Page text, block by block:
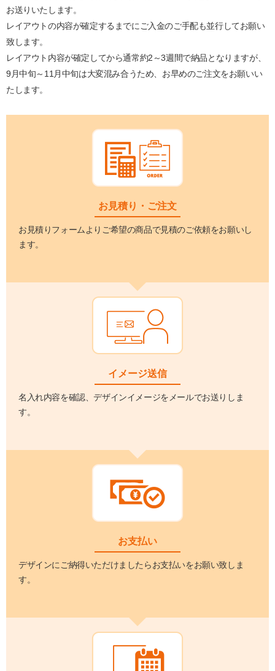
お送りいたします。
レイアウトの内容が確定するまでにご入金のご手配も並行してお願い
致します。
レイアウト内容が確定してから通常約2～3週間で納品となりますが、
9月中旬～11月中旬は大変混み合うため、お早めのご注文をお願いい
たします。
お見積り・ご注文
お見積りフォームよりご希望の商品で見積のご依頼をお願いし
ます。
イメージ送信
名入れ内容を確認、デザインイメージをメールでお送りしま
す。
お支払い
デザインにご納得いただけましたらお支払いをお願い致しま
す。